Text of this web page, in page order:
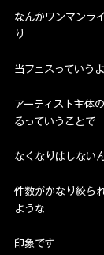
なんかワンマンラ
り
当フェスっていう
アーティスト主体
るっていうことで
なくなりはしない
件数がかなり絞ら
ような
印象です